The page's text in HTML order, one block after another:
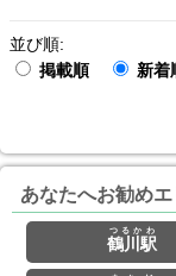
並び順:
掲載順
新着
あなたへお勧め
鶴川駅
つるかわ